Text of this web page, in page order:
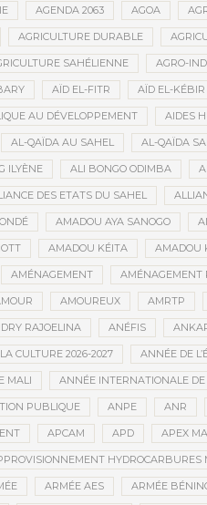
AGENDA 2063 AGOA
AGRICULTURE DURABLE
SAHÉLIENNE AGRO-
AÏD EL-FITR AÏD EL-KÉBIR
AU DÉVELOPPEMENT AIDES
AL-QAÏDA AU SAHEL AL-QAÏDA
ILYÈNE ALI BONGO ODIMBA
DES ETATS DU SAHEL
AMADOU AYA SANOGO
AMADOU KÉITA AMADOU
AMÉNAGEMENT AMÉNAGEMENT
AMOUREUX AMRTP
RAJOELINA ANÉFIS
CULTURE 2026-2027 ANNÉE DE
MALI ANNÉE INTERNATIONALE
PUBLIQUE ANPE ANR
APCAM APD APEX
HYDROCARBURES
ARMÉE AES ARMÉE